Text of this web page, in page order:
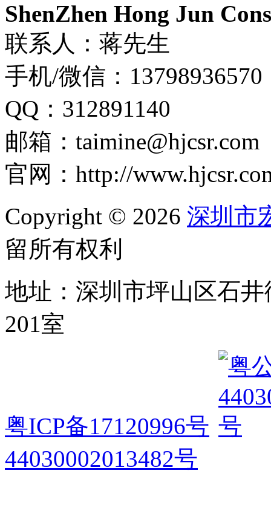
ShenZhen Hong Jun
联系人：蒋先生
手机/微信：13798936570
QQ：312891140
邮箱：taimine@hjcsr.com
官网：http://
Copyright © 2026 深圳市
留所有权利
地址：深圳市坪山区石
201室
粤ICP备17120996号
44030002013482号